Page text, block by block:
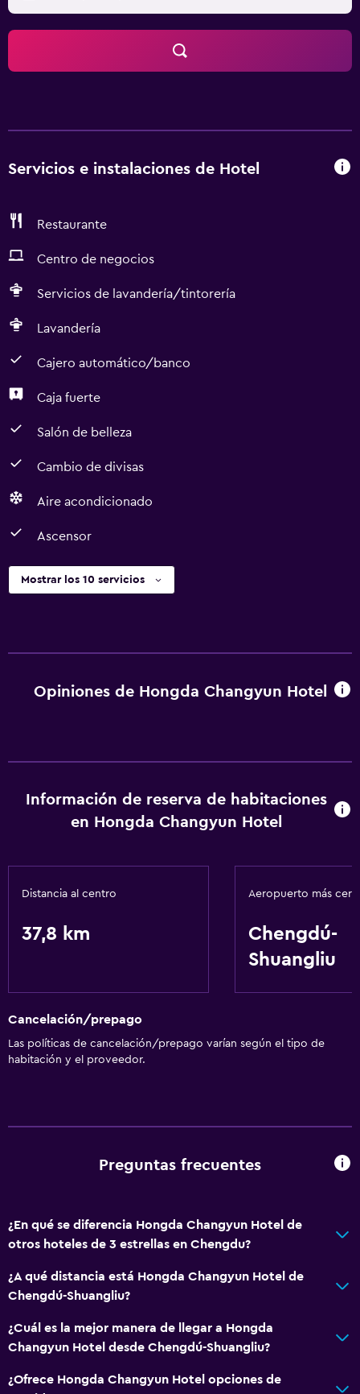
Servicios e instalaciones de Hotel
Restaurante
Centro de negocios
Servicios de lavandería/tintorería
Lavandería
Cajero automático/banco
Caja fuerte
Salón de belleza
Cambio de divisas
Aire acondicionado
Ascensor
Mostrar los 10 servicios
Opiniones de Hongda Changyun Hotel
Información de reserva de habitaciones
en Hongda Changyun Hotel
Distancia al centro
37,8 km
Aeropuerto más
Chengdú-
Shuangliu
Cancelación/prepago
Las políticas de cancelación/prepago varían según el tipo de
habitación y el proveedor.
Preguntas frecuentes
¿En qué se diferencia Hongda Changyun Hotel de
otros hoteles de 3 estrellas en Chengdu?
¿A qué distancia está Hongda Changyun Hotel de
Chengdú-Shuangliu?
¿Cuál es la mejor manera de llegar a Hongda
Changyun Hotel desde Chengdú-Shuangliu?
¿Ofrece Hongda Changyun Hotel opciones de